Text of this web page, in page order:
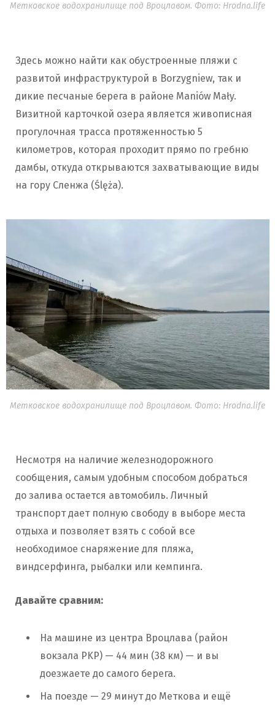
Метковское водохранилище под Вроцлавом. Фото: Hrodna.life
Здесь можно найти как обустроенные пляжи с
развитой инфраструктурой в Borzygniew, так и
дикие песчаные берега в районе Maniów Mały.
Визитной карточкой озера является живописная
прогулочная трасса протяженностью 5
километров, которая проходит прямо по гребню
дамбы, откуда открываются захватывающие виды
на гору Сленжа (Ślęża).
Метковское водохранилище под Вроцлавом. Фото: Hrodna.life
Несмотря на наличие железнодорожного
сообщения, самым удобным способом добраться
до залива остается автомобиль. Личный
транспорт дает полную свободу в выборе места
отдыха и позволяет взять с собой все
необходимое снаряжение для пляжа,
виндсерфинга, рыбалки или кемпинга.
Давайте сравним:
На машине из центра Вроцлава (район
вокзала PKP) — 44 мин (38 км) — и вы
доезжаете до самого берега.
На поезде — 29 минут до Меткова и ещё